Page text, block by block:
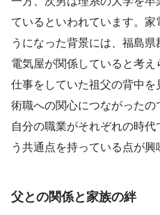
ているといわれています。
うになった背景には、福島
電気屋が関係していると考
仕事をしていた祖父の背中
術職への関心につながった
自分の職業がそれぞれの時
う共通点を持っている点が興
父との関係と家族の絆